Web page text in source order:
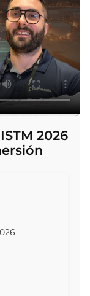
2026